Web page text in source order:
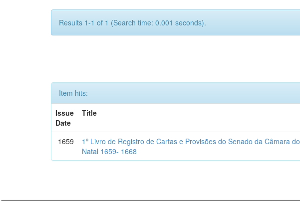
Results 1-1 of 1 (Search time: 0.001 seconds).
Item hits:
Issue
Date
Title
1659
1º Livro de Registro de Cartas e Provisões do Senado da Câmara do
Natal 1659- 1668